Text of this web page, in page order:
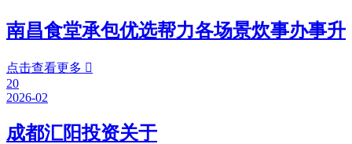
南昌食堂承包优选帮力各场景炊事办事升
点击查看更多 
20
2026-02
成都汇阳投资关于